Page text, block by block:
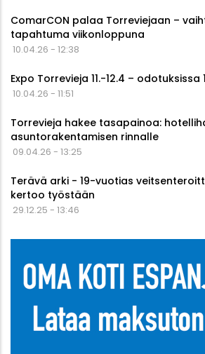
ComarCON palaa Torreviejaan –
tapahtuma viikonloppuna
10.04.26 - 12:38
Expo Torrevieja 11.-12.4 – odotuksissa
10.04.26 - 11:51
Torrevieja hakee tasapainoa:
asuntorakentamisen rinnalle
09.04.26 - 13:25
Terävä arki - 19-vuotias
kertoo työstään
29.12.25 - 13:46